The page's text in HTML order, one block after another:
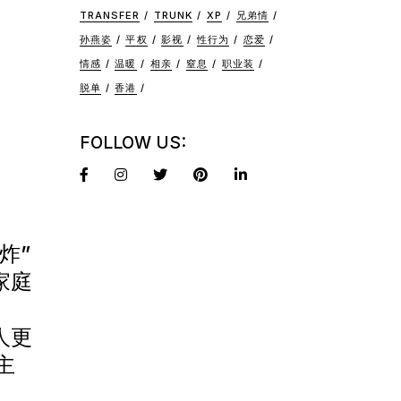
”
庭
更
TRANSFER TRUNK XP
兄弟情
孙燕姿
平权 影视 性行为
恋爱
情感
温暖 相亲 窒息
职业装
脱单
香港
FOLLOW US: